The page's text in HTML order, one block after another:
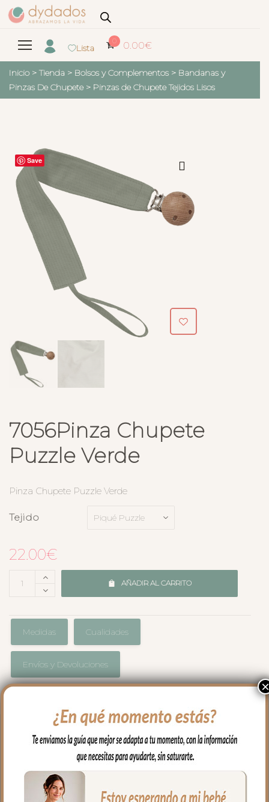
Lista
0 0.00€
Inicio > Tienda > Bolsos y Complementos > Bandanas y
Pinzas De Chupete > Pinzas de Chupete Tejidos Lisos
Save
7056Pinza Chupete
Puzzle Verde
Pinza Chupete Puzzle Verde
Tejido
22.00€
AÑADIR AL CARRITO
Medidas Cualidades
Envíos y Devoluciones
Pinza de chupete en tejido de algodón a
juego con todo lo que necesitas para tu
capazo.
La pinza es de madera, fácil de abrir y
×